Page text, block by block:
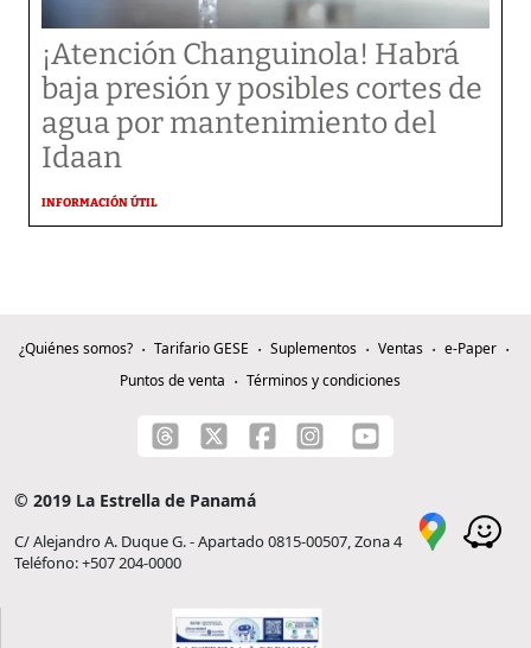
¡Atención Changuinola! Habrá
baja presión y posibles cortes de
agua por mantenimiento del
Idaan
INFORMACIÓN ÚTIL
¿Quiénes somos? Tarifario GESE Suplementos Ventas
e-Paper
Puntos de venta
Términos y condiciones
© 2019 La Estrella de Panamá
C/ Alejandro A. Duque G. - Apartado 0815-00507, Zona 4
Teléfono: +507 204-0000